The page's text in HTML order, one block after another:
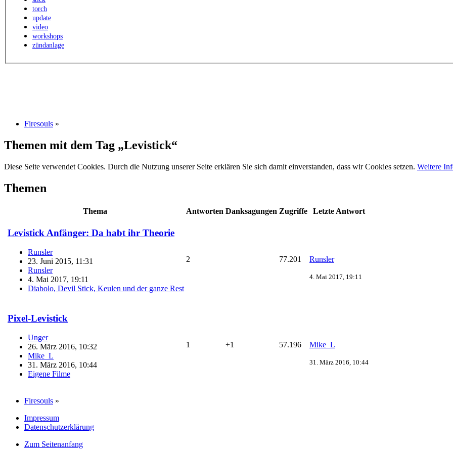
torch
update
video
workshops
zündanlage
Firesouls »
Themen mit dem Tag „Levistick“
Diese Seite verwendet Cookies. Durch die Nutzung unserer Seite erklären Sie sich damit einverstanden, dass wir Cookies setzen. Weitere
Themen
Thema Antworten Danksagungen Zugriffe Letzte Antwort
Levistick Anfänger: Da habt ihr Theorie
Runsler
23. Juni 2015, 11:31
Runsler
4. Mai 2017, 19:11
Diabolo, Devil Stick, Keulen und der ganze Rest
2 77.201 Runsler
4. Mai 2017, 19:11
Pixel-Levistick
Unger
26. März 2016, 10:32
Mike_L
31. März 2016, 10:44
Eigene Filme
1 +1 57.196 Mike_L
31. März 2016, 10:44
Firesouls »
Impressum
Datenschutzerklärung
Zum Seitenanfang